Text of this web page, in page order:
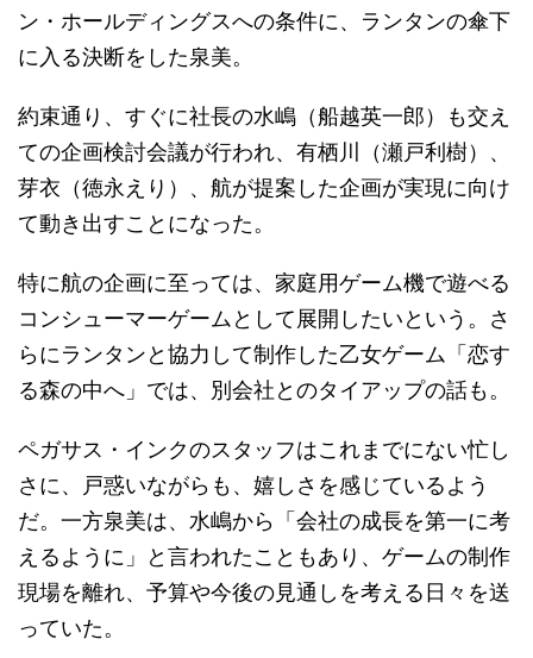
ン・ホールディングスへの条件に、ランタンの傘下
に入る決断をした泉美。
約束通り、すぐに社長の水嶋（船越英一郎）も交え
ての企画検討会議が行われ、有栖川（瀬戸利樹）、
芽衣（徳永えり）、航が提案した企画が実現に向け
て動き出すことになった。
特に航の企画に至っては、家庭用ゲーム機で遊べる
コンシューマーゲームとして展開したいという。さ
らにランタンと協力して制作した乙女ゲーム「恋す
る森の中へ」では、別会社とのタイアップの話も。
ペガサス・インクのスタッフはこれまでにない忙し
さに、戸惑いながらも、嬉しさを感じているよう
だ。一方泉美は、水嶋から「会社の成長を第一に考
えるように」と言われたこともあり、ゲームの制作
現場を離れ、予算や今後の見通しを考える日々を送
っていた。